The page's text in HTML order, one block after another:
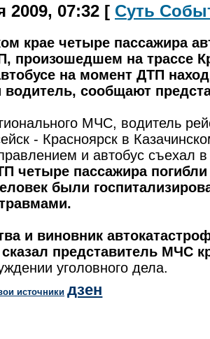
2009, 07:32 [ Суть Соб
крае четыре пассажира
произошедшем на трассе
на момент ДТП
водитель, сообщают
МЧС, водитель
- Красноярск в
и автобус съехал в
четыре пассажира
были
и виновник
представитель МЧС
уголовного дела.
источники дзен